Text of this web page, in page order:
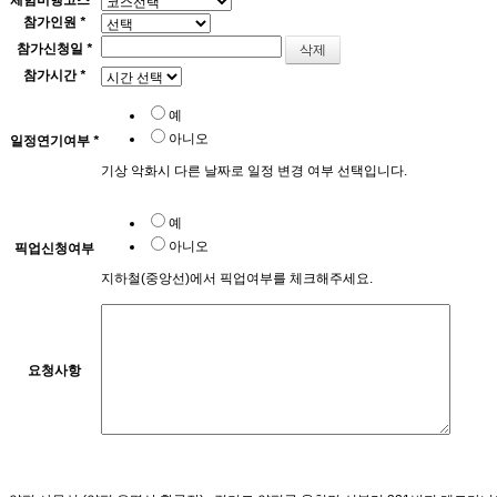
참가인원 *
참가신청일 *
참가시간*
일정연기여부 *
예
아니오
기상 악화시 다른 날짜로 일정 변경 여부 선택입니다.
픽업신청여부
예
아니오
지하철(중앙선)에서 픽업여부를 체크해주세요.
요청사항